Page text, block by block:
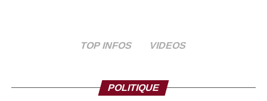
TOP INFOS VIDEOS
POLITIQUE